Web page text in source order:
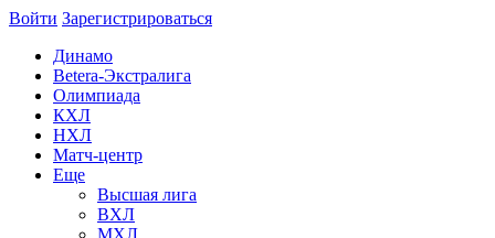
Войти Зарегиcтрироваться
Динамо
Betera-Экстралига
Олимпиада
КХЛ
НХЛ
Матч-центр
Еще
Высшая лига
ВХЛ
МХЛ